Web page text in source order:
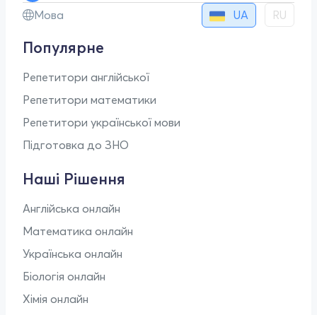
Мова
UA RU
Популярне
Репетитори англійської
Репетитори математики
Репетитори української мови
Підготовка до ЗНО
Наші Рішення
Англійська онлайн
Математика онлайн
Українська онлайн
Біологія онлайн
Хімія онлайн